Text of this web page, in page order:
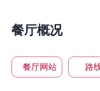
餐厅概况
餐厅网站 路